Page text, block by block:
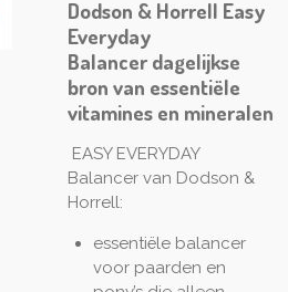
Dodson & Horrell Easy
Everyday
Balancer dagelijkse
bron van essentiële
vitamines en mineralen
EASY EVERYDAY
Balancer van Dodson &
Horrell:
essentiële balancer
voor paarden en